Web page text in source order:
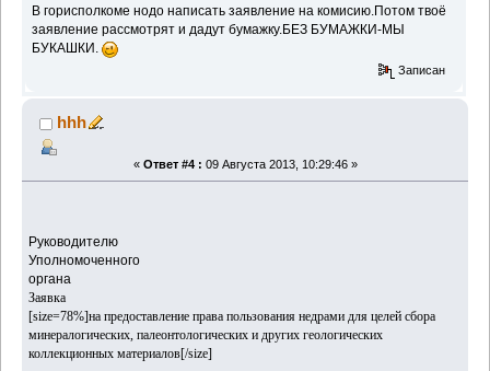
В горисполкоме нодо написать заявление на комисию.Потом твоё
заявление рассмотрят и дадут бумажку.БЕЗ БУМАЖКИ-МЫ
БУКАШКИ.
Записан
hhh
« Ответ #4 : 09 Августа 2013, 10:29:46 »
Руководителю
Уполномоченного
органа
Заявка
[size=78%]на предоставление права пользования недрами для целей сбора
минералогических, палеонтологических и других геологических
коллекционных материалов[/size]